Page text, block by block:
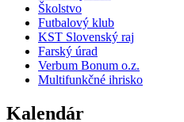
Školstvo
Futbalový klub
KST Slovenský raj
Farský úrad
Verbum Bonum o.z.
Multifunkčné ihrisko
Kalendár